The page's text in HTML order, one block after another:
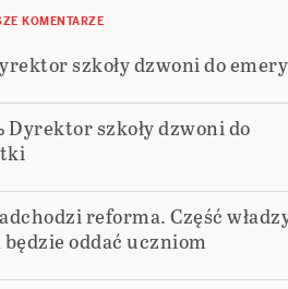
KOMENTARZE
szkoły dzwoni do
Dyrektor szkoły dzwoni do
reforma. Część
oddać uczniom